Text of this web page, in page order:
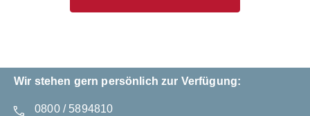
Wir stehen gern persönlich zur Verfügung:
0800 / 5894810